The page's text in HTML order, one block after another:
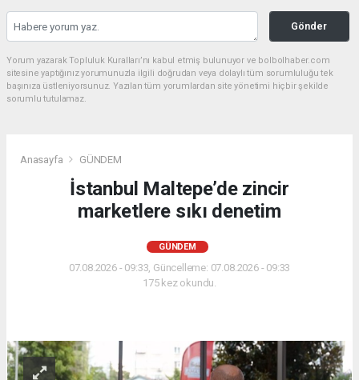
Gönder
Yorum yazarak Topluluk Kuralları’nı kabul etmiş bulunuyor ve bolbolhaber.com
sitesine yaptığınız yorumunuzla ilgili doğrudan veya dolaylı tüm sorumluluğu tek
başınıza üstleniyorsunuz. Yazılan tüm yorumlardan site yönetimi hiçbir şekilde
sorumlu tutulamaz.
Anasayfa GÜNDEM
İstanbul Maltepe’de zincir
marketlere sıkı denetim
GÜNDEM
07.08.2026 - 09:33, Güncelleme: 07.08.2026 - 09:33
175 kez okundu.